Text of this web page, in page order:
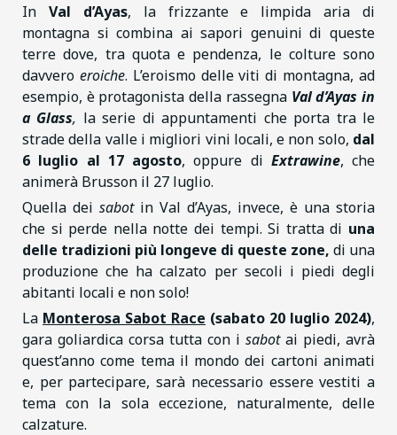
In Val d’Ayas, la frizzante e limpida aria di
montagna si combina ai sapori genuini di queste
terre dove, tra quota e pendenza, le colture sono
davvero eroiche. L’eroismo delle viti di montagna, ad
esempio, è protagonista della rassegna Val d’Ayas in
a Glass, la serie di appuntamenti che porta tra le
strade della valle i migliori vini locali, e non solo, dal
6 luglio al 17 agosto, oppure di Extrawine, che
animerà Brusson il 27 luglio.
Quella dei sabotin Val d’Ayas, invece, è una storia
che si perde nella notte dei tempi. Si tratta di una
delle tradizioni più longeve di queste zone, di una
produzione che ha calzato per secoli i piedi degli
abitanti locali e non solo!
La Monterosa Sabot Race (sabato 20 luglio 2024),
gara goliardica corsa tutta con i sabot ai piedi, avrà
quest’anno come tema il mondo dei cartoni animati
e, per partecipare, sarà necessario essere vestiti a
tema con la sola eccezione, naturalmente, delle
calzature.